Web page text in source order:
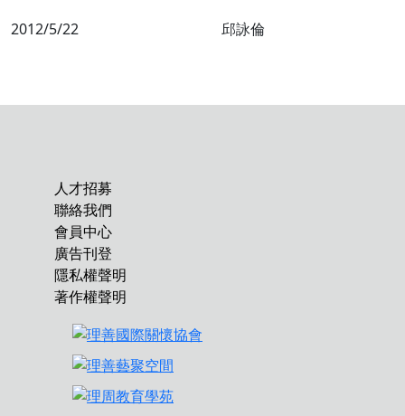
2012/5/22 邱詠倫
人才招募
聯絡我們
會員中心
廣告刊登
隱私權聲明
著作權聲明